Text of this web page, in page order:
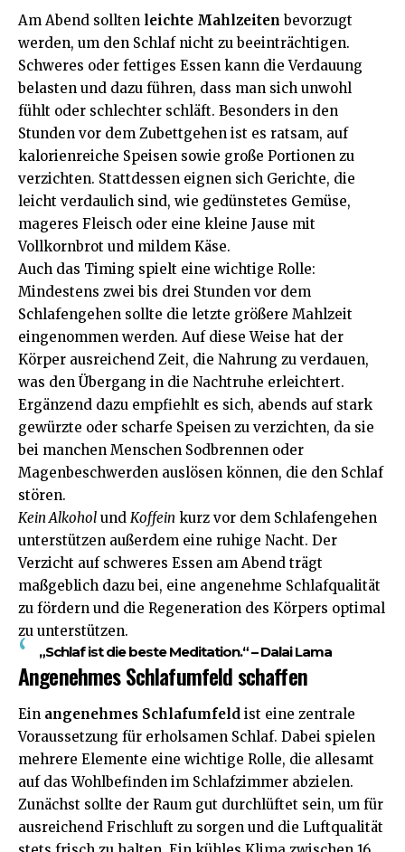
Am Abend sollten leichte Mahlzeiten bevorzugt
werden, um den Schlaf nicht zu beeinträchtigen.
Schweres oder fettiges Essen kann die Verdauung
belasten und dazu führen, dass man sich unwohl
fühlt oder schlechter schläft. Besonders in den
Stunden vor dem Zubettgehen ist es ratsam, auf
kalorienreiche Speisen sowie große Portionen zu
verzichten. Stattdessen eignen sich Gerichte, die
leicht verdaulich sind, wie gedünstetes Gemüse,
mageres Fleisch oder eine kleine Jause mit
Vollkornbrot und mildem Käse.
Auch das Timing spielt eine wichtige Rolle:
Mindestens zwei bis drei Stunden vor dem
Schlafengehen sollte die letzte größere Mahlzeit
eingenommen werden. Auf diese Weise hat der
Körper ausreichend Zeit, die Nahrung zu verdauen,
was den Übergang in die Nachtruhe erleichtert.
Ergänzend dazu empfiehlt es sich, abends auf stark
gewürzte oder scharfe Speisen zu verzichten, da sie
bei manchen Menschen Sodbrennen oder
Magenbeschwerden auslösen können, die den Schlaf
stören.
Kein Alkohol und Koffein kurz vor dem Schlafengehen
unterstützen außerdem eine ruhige Nacht. Der
Verzicht auf schweres Essen am Abend trägt
maßgeblich dazu bei, eine angenehme Schlafqualität
zu fördern und die Regeneration des Körpers optimal
zu unterstützen.
„Schlaf ist die beste Meditation.“ – Dalai Lama
Angenehmes Schlafumfeld schaffen
Ein angenehmes Schlafumfeld ist eine zentrale
Voraussetzung für erholsamen Schlaf. Dabei spielen
mehrere Elemente eine wichtige Rolle, die allesamt
auf das Wohlbefinden im Schlafzimmer abzielen.
Zunächst sollte der Raum gut durchlüftet sein, um für
ausreichend Frischluft zu sorgen und die Luftqualität